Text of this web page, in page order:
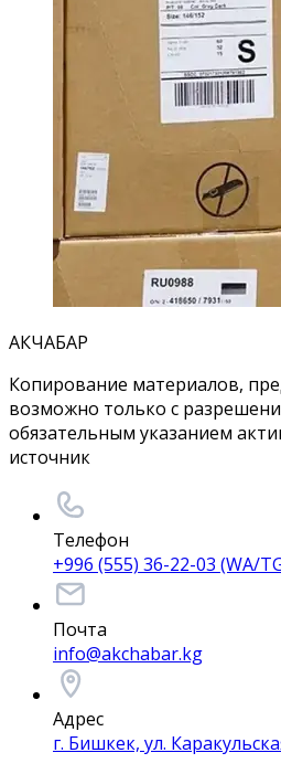
АКЧАБАР
Копирование материалов,
возможно только с
обязательным указанием
источник
Телефон
+996 (555) 36-22-03 (WA/
Почта
info@akchabar.kg
Адрес
г. Бишкек, ул.